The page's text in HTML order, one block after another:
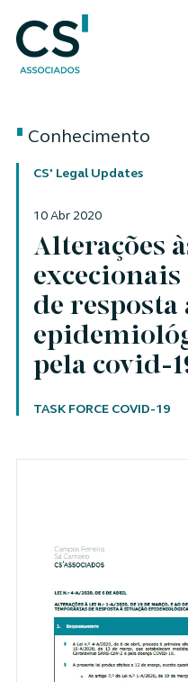
Conhecimento
CS' Legal Updates
10 Abr 2020
Alterações
de resposta
pela covid-
Autor
TASK FORCE COVID-19